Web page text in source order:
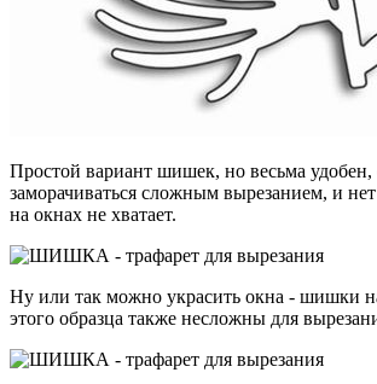
Простой вариант шишек, но весьма удобен,
заморачиваться сложным вырезанием, и
на окнах не хватает.
Ну или так можно украсить окна - шишки
этого образца также несложны для